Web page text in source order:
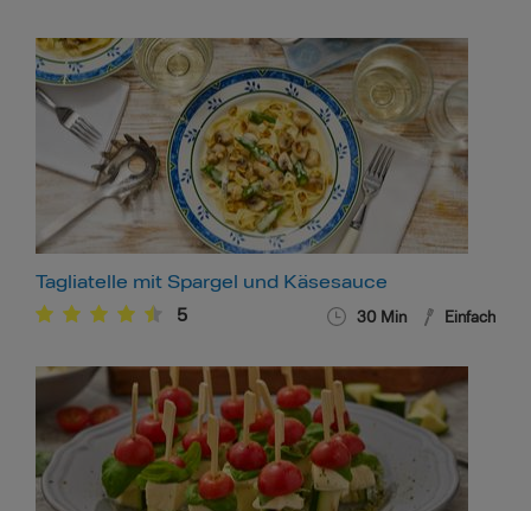
Tagliatelle mit Spargel und Käsesauce
5 30 Min Einfach